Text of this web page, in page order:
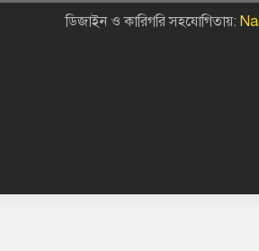
ডিজাইন ও কারিগরি সহযোগিতায়: